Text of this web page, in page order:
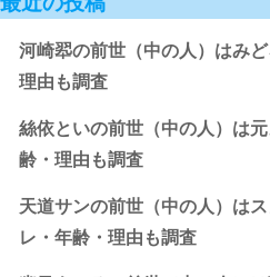
河崎翆の前世（中の人）はみ
理由も調査
絲依といの前世（中の人）は
齢・理由も調査
天道サンの前世（中の人）は
レ・年齢・理由も調査